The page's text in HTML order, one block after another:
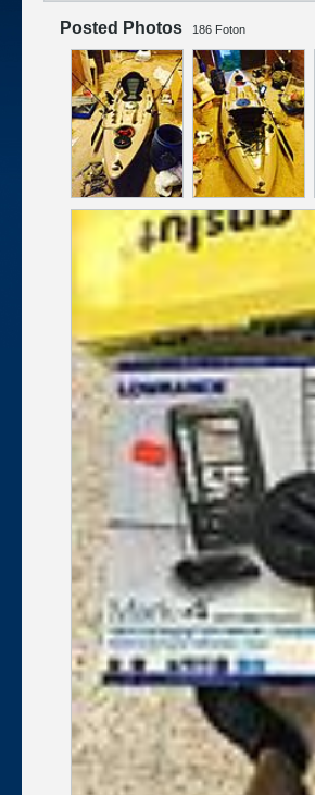
Posted Photos 186 Foton